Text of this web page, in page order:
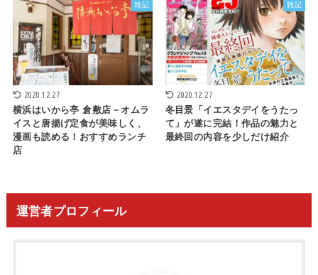
雑記
2020.12.27
横浜はいから亭 倉敷店－オムラ
イスと唐揚げ定食が美味しく、
漫画も読める！おすすめランチ
店
雑記
2020.12.27
冬目景「イエスタデイをうたっ
て」が遂に完結！作品の魅力と
最終回の内容を少しだけ紹介
運営者プロフィール